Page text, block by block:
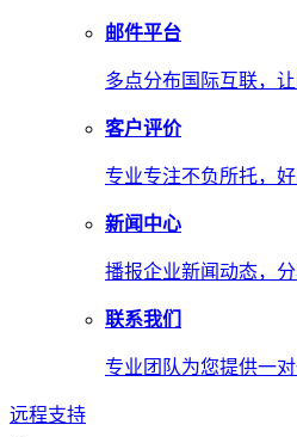
邮件平台
多点分布国际互联，
客户评价
专业专注不负所托，
新闻中心
播报企业新闻动态，
联系我们
专业团队为您提供一
远程支持